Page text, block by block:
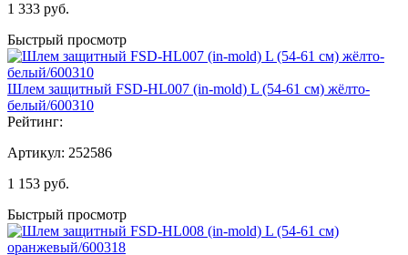
1 333 руб.
Быстрый просмотр
Шлем защитный FSD-HL007 (in-mold) L (54-61 см) жёлто-
белый/600310
Рейтинг:
Артикул: 252586
1 153 руб.
Быстрый просмотр